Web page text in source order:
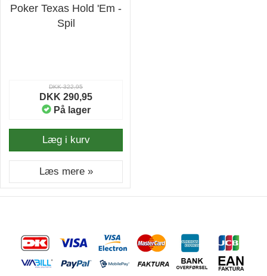
Poker Texas Hold 'Em -
Spil
DKK 322,95
DKK 290,95
På lager
Læg i kurv
Læs mere »